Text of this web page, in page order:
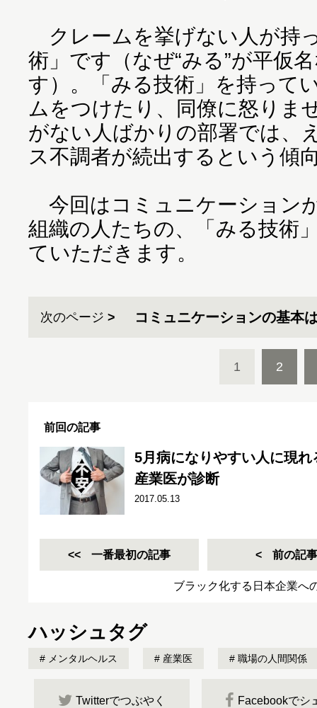
クレームを挙げない人が持
術」です（なぜ“みる”が平仮
す）。「みる技術」を持って
ムをつけたり、同僚に怒りま
がない人ばかりの部署では、
ス不調者が続出するという傾
今回はコミュニケーション
組織の人たちの、「みる技術
ていただきます。
次のページ コミュニケーションの基本
1 2
前回の記事
5月病になりやすい人に現
産業医が診断
2017.05.13
一番最初の記事 前の記事
ブラック化する日本企業へ
ハッシュタグ
メンタルヘルス 産業医 職場の人間関係
Twitterでつぶやく Facebookでシ